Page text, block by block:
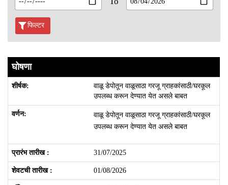
फिल्टर
घोषणा
वाळू डेपोतून वाळूसाठा गरजू ग्राहकांसाठी/घरकूल
उपलब्ध करून देण्यात येत असले बाबत
वाळू डेपोतून वाळूसाठा गरजू ग्राहकांसाठी/घरकूल
उपलब्ध करून देण्यात येत असले बाबत
31/07/2025
01/08/2026